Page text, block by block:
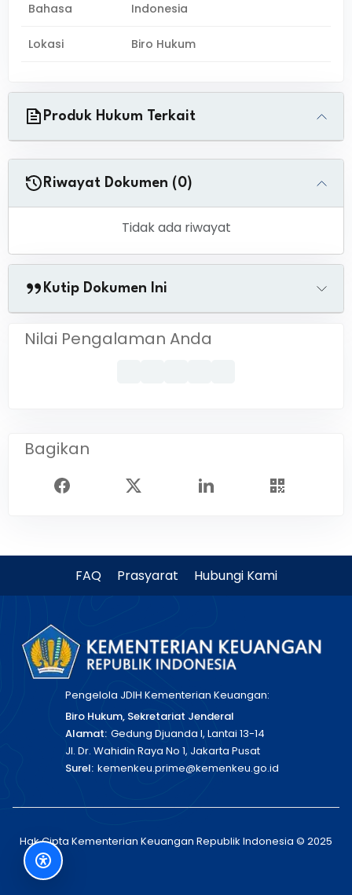
Bahasa Indonesia
Lokasi Biro Hukum
Produk Hukum Terkait
Riwayat Dokumen (0)
Tidak ada riwayat
Kutip Dokumen Ini
Nilai Pengalaman Anda
Bagikan
FAQ Prasyarat Hubungi Kami
Pengelola JDIH Kementerian Keuangan:
Biro Hukum, Sekretariat Jenderal
Alamat: Gedung Djuanda I, Lantai 13-14
Jl. Dr. Wahidin Raya No 1, Jakarta Pusat
Surel: kemenkeu.prime@kemenkeu.go.id
Hak Cipta Kementerian Keuangan Republik Indonesia © 2025